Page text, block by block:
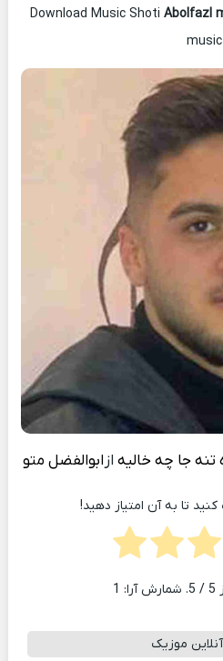
Download Music Shoti Abolfazl
music
تنه جا چه خالیه از ابوالفضل متو
تا به آن امتیاز دهید!
5 / 5. شمارش آرا: 1
موزیک